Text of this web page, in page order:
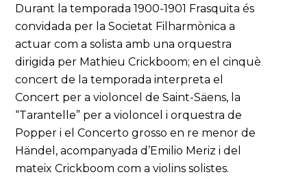
Durant la temporada 1900-1901 Frasquita és
convidada per la Societat Filharmònica a
actuar com a solista amb una orquestra
dirigida per Mathieu Crickboom; en el cinquè
concert de la temporada interpreta el
Concert per a violoncel de Saint-Säens, la
“Tarantelle” per a violoncel i orquestra de
Popper i el Concerto grosso en re menor de
Händel, acompanyada d’Emilio Meriz i del
mateix Crickboom com a violins solistes.